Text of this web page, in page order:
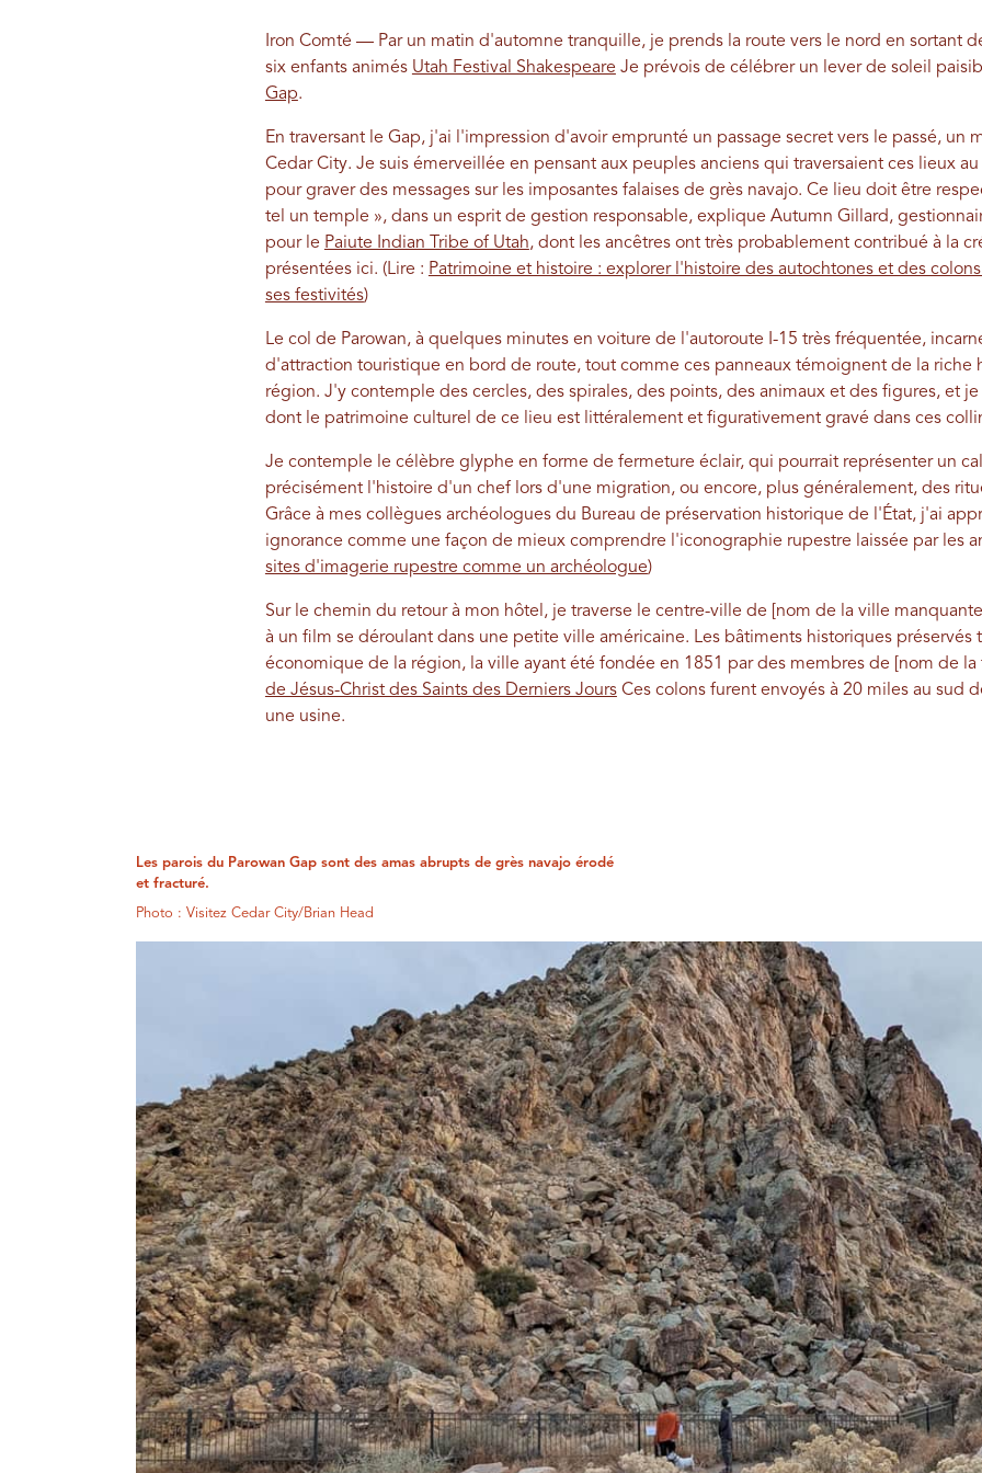
Iron Comté — Par un matin d'automne tranquille, je prends la route vers le nord en sortant
six enfants animés Utah Festival Shakespeare Je prévois de célébrer un lever de soleil
Gap.
En traversant le Gap, j'ai l'impression d'avoir emprunté un passage secret vers le passé, un
Cedar City. Je suis émerveillée en pensant aux peuples anciens qui traversaient ces lieux
pour graver des messages sur les imposantes falaises de grès navajo. Ce lieu doit être
tel un temple », dans un esprit de gestion responsable, explique Autumn Gillard,
pour le Paiute Indian Tribe of Utah, dont les ancêtres ont très probablement contribué à la
présentées ici. (Lire : Patrimoine et histoire : explorer l'histoire des autochtones et des
ses festivités)
Le col de Parowan, à quelques minutes en voiture de l'autoroute I-15 très fréquentée,
d'attraction touristique en bord de route, tout comme ces panneaux témoignent de la riche
région. J'y contemple des cercles, des spirales, des points, des animaux et des figures, et
dont le patrimoine culturel de ce lieu est littéralement et figurativement gravé dans ces
Je contemple le célèbre glyphe en forme de fermeture éclair, qui pourrait représenter un
précisément l'histoire d'un chef lors d'une migration, ou encore, plus généralement, des
Grâce à mes collègues archéologues du Bureau de préservation historique de l'État, j'ai
ignorance comme une façon de mieux comprendre l'iconographie rupestre laissée par les
sites d'imagerie rupestre comme un archéologue)
Sur le chemin du retour à mon hôtel, je traverse le centre-ville de [nom de la ville
à un film se déroulant dans une petite ville américaine. Les bâtiments historiques préservés
économique de la région, la ville ayant été fondée en 1851 par des membres de [nom de
de Jésus-Christ des Saints des Derniers JoursCes colons furent envoyés à 20 miles au sud
une usine.
Les parois du Parowan Gap sont des amas abrupts de grès navajo érodé
et fracturé.
Photo : Visitez Cedar City/Brian Head